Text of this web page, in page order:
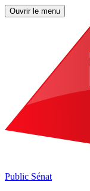
Ouvrir le menu
Public Sénat